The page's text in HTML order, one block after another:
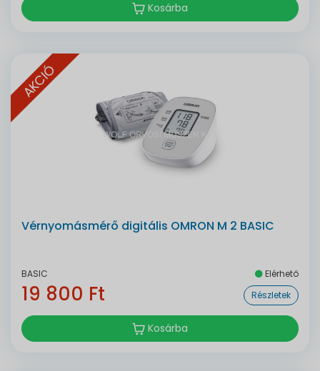
Kosárba
AKCIÓ
Vérnyomásmérő digitális OMRON M 2 BASIC
BASIC Elérhető
19 800 Ft Részletek
Kosárba